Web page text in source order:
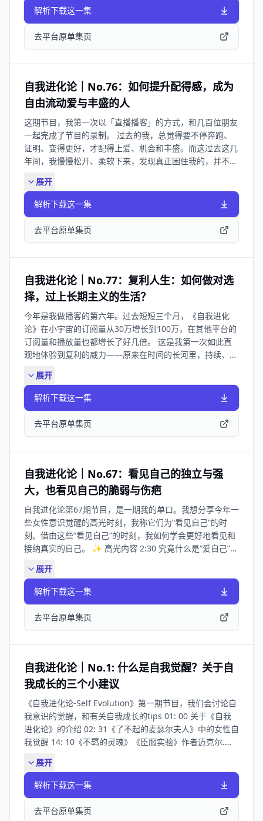
许自己变坏 - 咒语：有缘则聚，无缘则散，缘分到了咱就
换！ * 第六条：用自己的主体，去创造自己想要的生活和世
界 💚加入心野间社群，一起重新养育自己 心野间是我在过
去三年里持续用心经营的一个社群。这里聚集了一群愿意自
他们第一次感受到一种安心与被支持的力量。这里不是让你
快速获得答案的地方，而是一个可以慢下来、看见自己、滋
养自己的安心之地。 ✨ 如果你也想加入心野间，可以先领
取一份见面礼：我们准备了两期读书会的免费回放，里面有
我和嘉宾关于自我养育的高质量内容分享。 添加下方小助
手企业微信，或搜索VX【xinyejian01】即可免费领取👇
🍃 关于《自我进化论》 《自我进化论》是一档由颜晓静创
作，持续分享「自我探索」和「自我养育」内容的播客。欢
迎在小宇宙、苹果播客、网易云音乐和喜马拉雅等平台订
阅，全平台同步更新中。 小红书官方账号：自我进化论播
客 抖音/视频号官方账号：自我进化论播客
留在我的身体里，影响着我的健康。我终于活成了那个别人
眼中喜欢、期待的样子，却唯独丢失了我自己。 而这几年
当我找回自己，当我学习重新面对、拥抱和接纳自己的情
绪。我不再是那个看上去情绪稳定、却不快乐的人了，而是
目，我会结合我自己的真实经历，和你一起聊聊： * 为什么
我们如此努力地追求「情绪稳定」，却离真实的自己越来越
远？ * 情绪羞耻是如何在成长中被一点点内化，变成一种对
自己的限制？ * 被压抑下去的情绪，如何影响着我们的身心
健康、限制生命力的流动？ * 我这几年是如何重新学习面
对、接纳和流动情绪，走向一种不完美、但更自由的状态。
本期节目由自我进化论和SK-II#素来自由联合呈现。在妇女
论一起深入探讨女性生命的情感议题，鼓励女性更坦诚地面
对每一种情绪，更自由地做自己。 ✨ 高光时刻 01:12 一直
追求的情绪稳定，让我距离真实的自己越来越远 04:35 “假
性情绪稳定”：你以为的情绪稳定，可能只是压抑和回避情
绪 07:17 对情绪的压抑回避背后，隐藏着很深的羞耻感
真正的强大：不是假装自己没有情绪，而是勇于面对自己的
真实感受 22:41 情绪自由的第一步：放下对自己的限制和定
义，诚实地面对每一个当下的自己 25:14 情绪自由≠情绪宣
泄：我经历过“发疯期”，但那不是终点 27:16 【情绪自由五
步曲】我探索出的更成熟处理情绪的方式： * 第一步-暂停
觉察：先停下来，5分钟内不做任何事，觉察当下的感受 *
第二步-命名感受：利用AI和情绪表格帮助自己命名感受 *
第三步-释放情绪：亲测4种释放强烈情绪的有效办法 * 第四
步-重新觉察：重复2-3步释放情绪直到平静 * 第五步-积极
行动：在平静的状态里，做出有建设性的选择和行动 43:41
基于自我接纳和自我关爱的情绪自由：允许自己，如是存在
46:43 祝你快乐，也祝你不只快乐。祝你做真实的自己就好
❤️关于SK-II #素来自由 我非常喜欢SK-II 这次企划的视角，
过的、无论哪一种情绪，这背后的每一个真实自我的面向，
都值得被看见、被尊重、被尽情体验，因为我们#素来自
由。 🧑🤝🧑 加入心野间 如果你想购买【心野间】相关产
品，或参与我们的社群活动，欢迎添加下方小助手企业微
信，或搜索VX：xinyejian01👇 🍃 关于《自我进化论》
《自我进化论》是一档由颜晓静创作，持续分享「自我探
索」和「自我养育」内容的播客。欢迎在小宇宙、苹果播
客、网易云音乐和喜马拉雅等平台订阅，全平台同步更新
中。 小红书官方账号：自我进化论播客 抖音/视频号官方账
号：自我进化论播客
解析下载这一集
去平台原单集页
自我进化论｜No.76：如何提升配得感，成为
自由流动爱与丰盛的人
这期节目，我第一次以「直播播客」的方式，和几百位朋友
一起完成了节目的录制。 过去的我，总觉得要不停奔跑、
证明、变得更好，才配得上爱、机会和丰盛。而这过去这几
年间，我慢慢松开、柔软下来，发现真正困住我的，并不是
配得感。 这一期节目，我将带你一起看见： * 配得感从哪
里来？ * 为什么外在优秀 ≠ 内在配得？ * 匮乏、内疚、羞
耻如何悄悄影响我们？ * 以及，如何一步步走向「自我满
足」和「内在圆满」？ 如果你也常常觉得： * 别人对你好
会不安甚至想退缩 * 在关系和金钱面前总觉得“自己不配” *
命证明自己，到开始松开自己 02:56 配得感不是条件，而是
“内在的容量” 07:20 原生家庭如何塑造我们是否敢要、敢
接、敢拥有 10:29 虽然长大了，但很多人的内在停留在3岁
13:12 真正高配得感的人：不是等自己够好，而是主动创造
人生 16:21 低配得感的三重困境：破碎的内在容器 + 自我
攻击 + 无法行动 21:24 看见身体里的感受：匮乏、内疚、
羞耻，是最诚实的信号 29:02 匮乏感的源头：小时候“没有
“我不该拥有” 33:18 羞耻感的深处：“我甚至不配存在”
39:17 自我满足是最高级别的配得感 40:35 真正的转变：从
“索取者”到“创造者” 46:01 我的新公式：配得感 = 我存在 +
我创造 + 我圆满 Q&A部分： 48:13 当我很孤独，很想抓住
一段关系时，怎么办？ 50:14 如何培养自我愉悦，停止向外
如果你想观看本期直播回放，欢迎前往【小红书/视频号】
搜索：颜晓静Athena。查看视频完整版。 如果你想购买
【心野间】相关产品，或参与我们即将在12月开启的社群活
动，欢迎添加下方小助手企业微信，或搜索VX：
xinyejian01👇 🍃 关于《自我进化论》 《自我进化论》是
一档由颜晓静创作，持续分享「自我探索」和「自我养育」
内容的播客。欢迎在小宇宙、苹果播客、网易云音乐和喜马
拉雅等平台订阅，全平台同步更新中。 小红书官方账号：
自我进化论播客 抖音/视频号官方账号：自我进化论播客
展开
解析下载这一集
去平台原单集页
自我进化论｜No.77：复利人生：如何做对选
择，过上长期主义的生活？
今年是我做播客的第六年。过去短短三个月，《自我进化
论》在小宇宙的订阅量从30万增长到100万，在其他平台的
订阅量和播放量也都增长了好几倍。 这是我第一次如此直
观地体验到复利的威力——原来在时间的长河里，持续、耐
岁这一年，当我回头看20到30岁这十年，会发现很多重要
的选择，其实都是站在长期主义的角度做出的。当下看起来
并不起眼，甚至不被理解，但在五年、十年的尺度里，却持
续影响着我今天的生活状态。 这一期，我想和你聊聊「复
利」与「长期主义」，如何真正落到人生选择中，以及如何
做播客6年，第一次迎来指数级增长，让我感受到了复利的
威力 04:21 18岁第一次接触长期主义：让我开始拥有「做
选择的坐标系」 07:30 “最重要的资产不是钱，而是时间”
——这句话改变了我的一生 10:49 我为什么当初放弃保研，
选择本科毕业直接工作？ 12:36 20-30岁我定下的目标：认
识自己，找到自己喜欢的事 14:44 为什么在事业上升期选择
裸辞离开麦肯锡，开始旅居做播客？ 16:28 长期主义里，健
量少地做选择 22:00 来自巴菲特的投资和人生建议：一生只
有20次机会 25:21 骑马的领悟：人能常清静，天地悉皆归
29:05 做对选择的三重标准：喜欢 ✖️安心 ✖️长期价值
36:16 与其依赖意志力，不如构建阻力最小的系统长期投入
48:34 在周期中坚持正确的事，价值终会回归 🧑‍🤝‍🧑 关于有知
安心投资，过上更好的生活。 在有知有行，你可以得到：
🧭 必要的理财知识，让你投资不踩坑 ✍️ 一站式财务工
具，做自己家庭的 CFO 🤝 省心的投资方案，让怎么投不再
犯难 🙂 长期的投资陪伴，平静度过市场波动 扫码或者直接
点击链接下载有知有行 App，开启长期复利之旅👇 🧑‍🤝‍🧑 加
入心野间 如果你想购买【心野间】相关产品，或参与我们
的社群活动，欢迎添加下方小助手企业微信，或搜索VX：
xinyejian01👇 🍃 关于《自我进化论》 《自我进化论》是
一档由颜晓静创作，持续分享「自我探索」和「自我养育」
内容的播客。欢迎在小宇宙、苹果播客、网易云音乐和喜马
拉雅等平台订阅，全平台同步更新中。 小红书官方账号：
自我进化论播客 抖音/视频号官方账号：自我进化论播客
展开
解析下载这一集
去平台原单集页
自我进化论｜No.67：看见自己的独立与强
大，也看见自己的脆弱与伤疤
自我进化论第67期节目，是一期我的单口。我想分享今年一
些女性意识觉醒的高光时刻，我称它们为“看见自己”的时
刻。借由这些“看见自己”的时刻，我如何学会更好地看见和
接纳真实的自己。 ✨ 高光内容 2:30 究竟什么是“爱自己”？
寻找“被爱”“被肯定”，却无法自我确认 15:00 自私是美德啊
朋友们！ 18:53 委屈怪和内疚感：没有看见并对自己真实感
受负责的产物 22:13 看见自己的强大：独处时，重新看见不
被凝视的“自己” 31:52 看见自己的伤口：失望和愤怒、犹疑
和不安，悲伤和恐惧 34:51 暴怒地释放情绪和怨恨vs.懂事
以有德。下德不失德，是以无德 48:00 如果自己是一只鼹
鼠，就安安心心接纳自己是一只鼹鼠 50:00 从每天给自己
2%的时间独处开始，向内看见自己 🎁 听众福利 本期节目
是达霏欣「用2%的时间，看见自己」系列节目之一，由专
业生发品牌达霏欣与自我进化论联合共创，达霏欣希望陪伴
更多女性看见自己，看见2%的力量，我们一起向内观，向
外寻，向前走。从2%的微小改变开始，慢慢来会比较快。
验，高效生发更安心，达霏欣让生发看得见。 🛒2%浓度米
诺地尔搽剂专属购买价：item.yiyaojd.com 也欢迎在本期
评论区一起分享“你最近一次看见自己的时刻”，我们将抽出
5 位听众送出达霏欣和多家播客合作的 「2025 看见自己」
展开
解析下载这一集
去平台原单集页
自我进化论｜No.1: 什么是自我觉醒？关于自
我成长的三个小建议
《自我进化论-Self Evolution》第一期节目，我们会讨论自
我意识的觉醒，和有关自我成长的tips 01: 00 关于《自我
进化论》的介绍 02: 31《了不起的麦瑟尔夫人》中的女性自
我觉醒 14: 10《不羁的灵魂》《臣服实验》作者迈克尔.辛
20: 30 关于自我探索和自我成长的三个小建议 32: 50 推荐
关于自我觉醒和成长的一本书《悉达多》和一部美剧《性爱
大师》 💚 加入心野间社群，一起重新养育自己 心野间是我
在过去三年里持续用心经营的一个社群。这里聚集了一群愿
展开
解析下载这一集
去平台原单集页